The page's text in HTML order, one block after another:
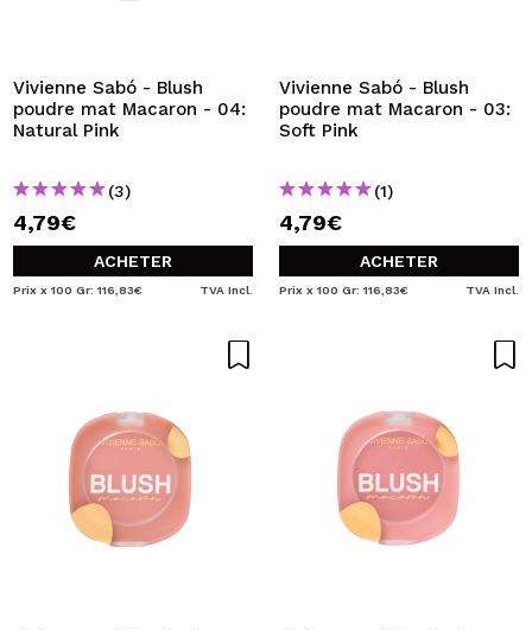
effectuer vos achats rapidement, vérifier l'état de vos
commandes et consulter vos opérations précédentes.
CRÉER UN COMPTE
Vivienne Sabó - Blush
poudre mat Macaron - 04:
Natural Pink
(3)
4,79€
ACHETER
Prix x 100 Gr: 116,83€ TVA Incl.
Vivienne Sabó - Blush
poudre mat Macaron - 03:
Soft Pink
(1)
4,79€
ACHETER
Prix x 100 Gr: 116,83€ TVA Incl.